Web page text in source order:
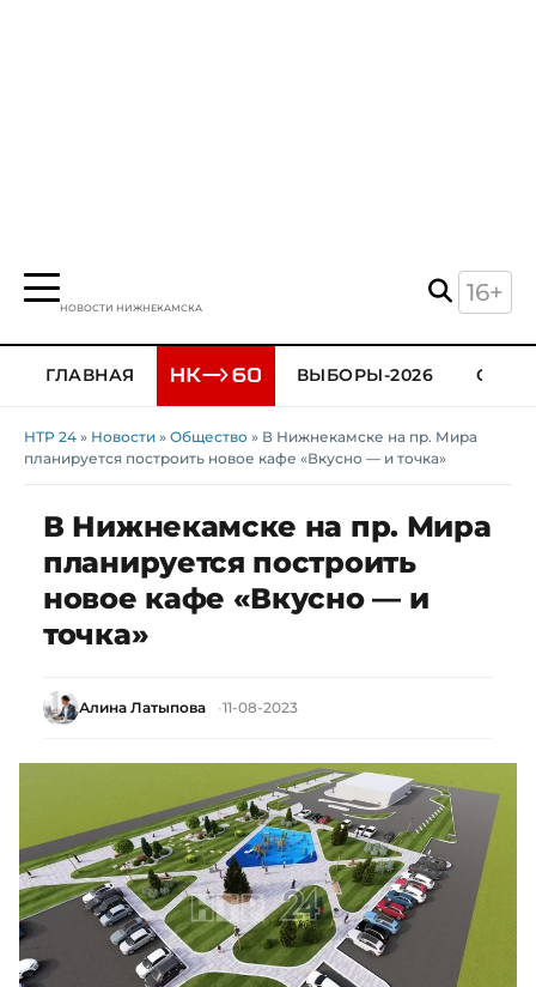
НОВОСТИ НИЖНЕКАМСКА
16+
ГЛАВНАЯ ВЫБОРЫ-2026
НТР 24 » Новости » Общество » В Нижнекамске на пр. Мира
планируется построить новое кафе «Вкусно — и точка»
В Нижнекамске на пр. Мира
планируется построить
новое кафе «Вкусно — и
точка»
Алина Латыпова 11-08-2023